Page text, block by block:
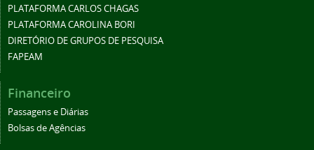
PLATAFORMA CARLOS CHAGAS
PLATAFORMA CAROLINA BORI
DIRETÓRIO DE GRUPOS DE PESQUISA
FAPEAM
Financeiro
Passagens e Diárias
Bolsas de Agências